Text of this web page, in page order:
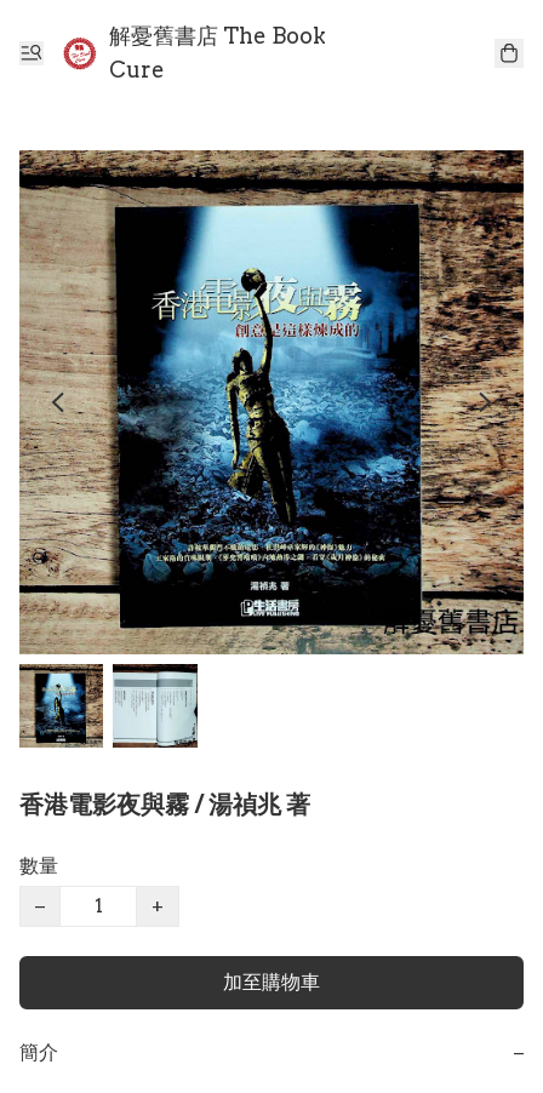
解憂舊書店 The Book
Cure
香港電影夜與霧 / 湯禎兆 著
數量
−
+
加至購物車
簡介 −